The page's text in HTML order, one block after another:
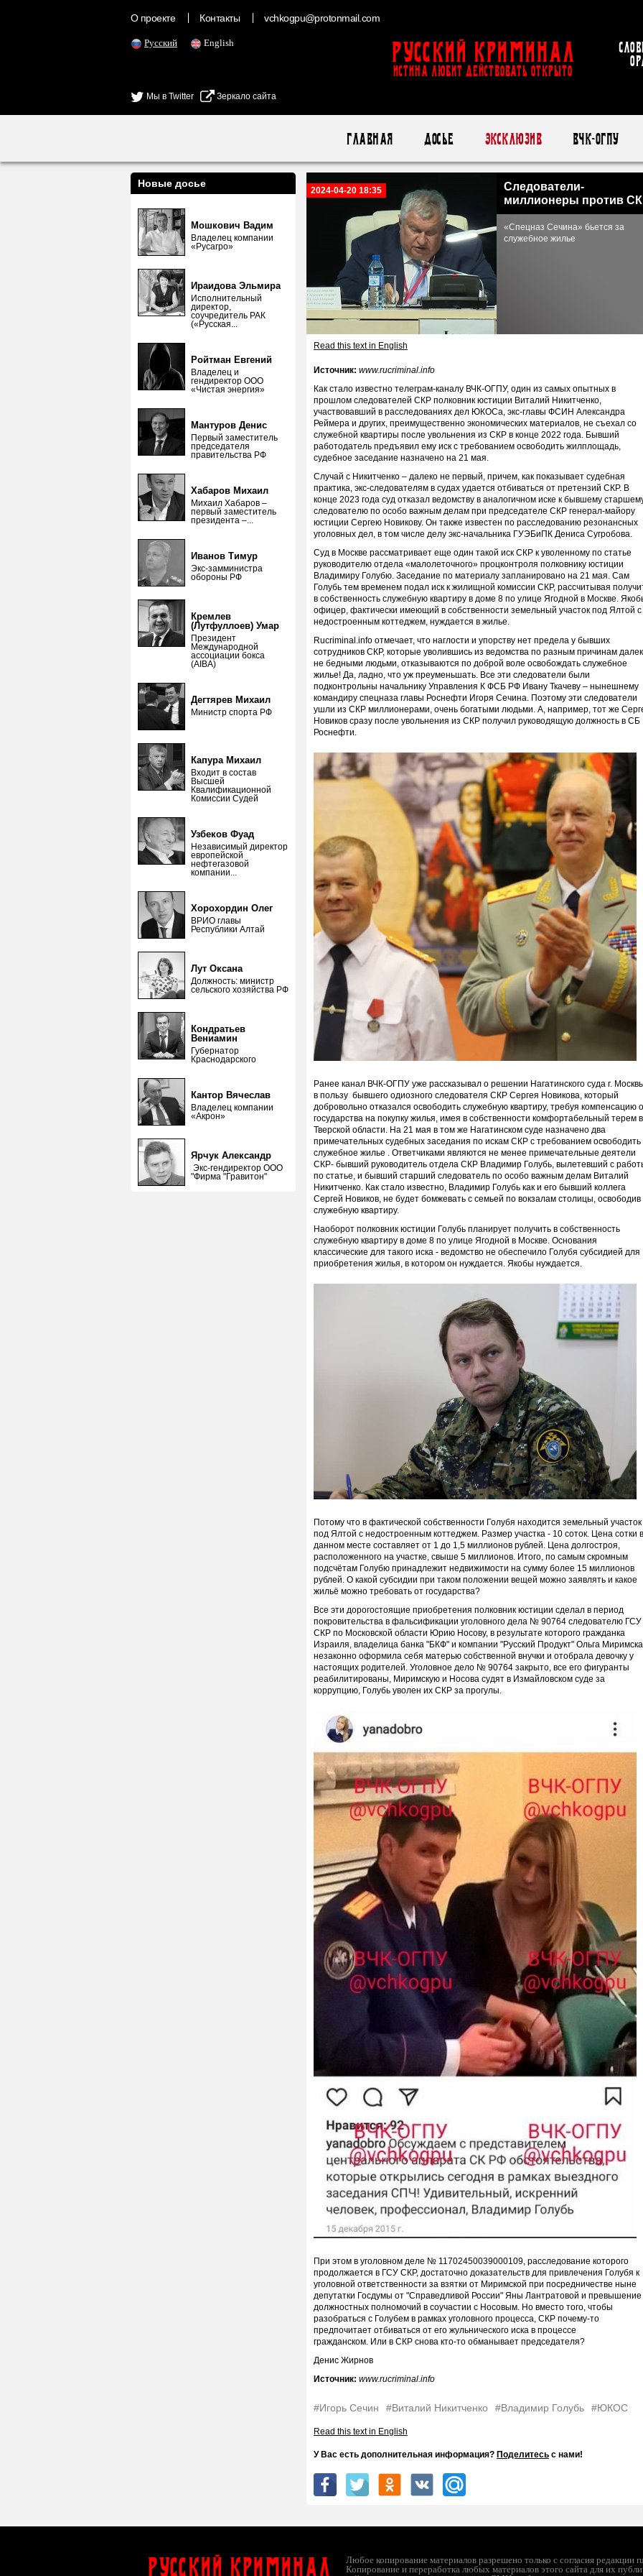
О проекте Контакты vchkogpu@protonmail.com
Русский English
Мы в Twitter Зеркало сайта
Русский Криминал
ИСТИНА ЛЮБИТ ДЕЙСТВОВАТЬ ОТКРЫТО
Главная Досье Эксклюзив ВЧК-ОГПУ
Новые досье
Мошкович Вадим
Владелец компании
«Русагро»
Ираидова Эльмира
Исполнительный
директор,
соучредитель РАК
(«Русская...
Ройтман Евгений
Владелец и
гендиректор ООО
«Чистая энергия»
Мантуров Денис
Первый заместитель
председателя
правительства РФ
Хабаров Михаил
Михаил Хабаров –
первый заместитель
президента –...
Иванов Тимур
Экс-замминистра
обороны РФ
Кремлев
(Лутфуллоев) Умар
Президент
Международной
ассоциации бокса
(AIBA)
Дегтярев Михаил
Министр спорта РФ
Капура Михаил
Входит в состав
Высшей
Квалификационной
Комиссии Судей
Узбеков Фуад
Независимый директор
европейской
нефтегазовой
компании...
Хорохордин Олег
ВРИО главы
Республики Алтай
Лут Оксана
Должность: министр
сельского хозяйства РФ
Кондратьев
Вениамин
Губернатор
Краснодарского
Кантор Вячеслав
Владелец компании
«Акрон»
Ярчук Александр
Экс-гендиректор ООО
"Фирма "Гравитон"
2024-04-20 18:35
Следователи-
миллионеры против
«Спецназ Сечина» бьется за
служебное жилье
Read this text in English
Источник: www.rucriminal.info
Как стало известно телеграм-каналу ВЧК-ОГПУ, один из самых опытных в
прошлом следователей СКР полковник юстиции Виталий Никитченко,
участвовавший в расследованиях дел ЮКОСа, экс-главы ФСИН Александра
Реймера и других, преимущественно экономических материалов, не съехал со
служебной квартиры после увольнения из СКР в конце 2022 года. Бывший
работодатель предъявил ему иск с требованием освободить жилплощадь,
судебное заседание назначено на 21 мая.
Случай с Никитченко – далеко не первый, причем, как показывает судебная
практика, экс-следователям в судах удается отбиваться от претензий СКР. В
конце 2023 года суд отказал ведомству в аналогичном иске к бывшему
следователю по особо важным делам при председателе СКР генерал-майору
юстиции Сергею Новикову. Он также известен по расследованию резонансных
уголовных дел, в том числе делу экс-начальника ГУЭБиПК Дениса Сугробова.
Суд в Москве рассматривает еще один такой иск СКР к уволенному по статье
руководителю отдела «малолеточного» процконтроля полковнику юстиции
Владимиру Голубю. Заседание по материалу запланировано на 21 мая. Сам
Голубь тем временем подал иск к жилищной комиссии СКР, рассчитывая
в собственность служебную квартиру в доме 8 по улице Ягодной в Москве.
офицер, фактически имеющий в собственности земельный участок под Ялтой с
недостроенным коттеджем, нуждается в жилье.
Rucriminal.info отмечает, что наглости и упорству нет предела у бывших
сотрудников СКР, которые уволившись из ведомства по разным причинам
не бедными людьми, отказываются по доброй воле освобождать служебное
жилье! Да, ладно, что уж преуменьшать. Все эти следователи были
подконтрольны начальнику Управления К ФСБ РФ Ивану Ткачеву – нынешнему
командиру спецназа главы Роснефти Игоря Сечина. Поэтому эти следователи
ушли из СКР миллионерами, очень богатыми людьми. А, например, тот же
Новиков сразу после увольнения из СКР получил руководящую должность в СБ
Роснефти.
Ранее канал ВЧК-ОГПУ уже рассказывал о решении Нагатинского суда г.
в пользу бывшего одиозного следователя СКР Сергея Новикова, который
добровольно отказался освободить служебную квартиру, требуя компенсацию
государства на покупку жилья, имея в собственности комфортабельный терем в
Тверской области. На 21 мая в том же Нагатинском суде назначено два
примечательных судебных заседания по искам СКР с требованием освободить
служебное жилье . Ответчиками являются не менее примечательные деятели
СКР- бывший руководитель отдела СКР Владимир Голубь, вылетевший с
по статье, и бывший старший следователь по особо важным делам Виталий
Никитченко. Как стало известно, Владимир Голубь как и его бывший коллега
Сергей Новиков, не будет бомжевать с семьей по вокзалам столицы, освободив
служебную квартиру.
Наоборот полковник юстиции Голубь планирует получить в собственность
служебную квартиру в доме 8 по улице Ягодной в Москве. Основания
классические для такого иска - ведомство не обеспечило Голубя субсидией для
приобретения жилья, в котором он нуждается. Якобы нуждается.
Потому что в фактической собственности Голубя находится земельный участок
под Ялтой с недостроенным коттеджем. Размер участка - 10 соток. Цена сотки в
данном месте составляет от 1 до 1,5 миллионов рублей. Цена долгостроя,
расположенного на участке, свыше 5 миллионов. Итого, по самым скромным
подсчётам Голубю принадлежит недвижимости на сумму более 15 миллионов
рублей. О какой субсидии при таком положении вещей можно заявлять и какое
жильё можно требовать от государства?
Все эти дорогостоящие приобретения полковник юстиции сделал в период
покровительства в фальсификации уголовного дела № 90764 следователю ГСУ
СКР по Московской области Юрию Носову, в результате которого гражданка
Израиля, владелица банка "БКФ" и компании "Русский Продукт" Ольга
незаконно оформила себя матерью собственной внучки и отобрала девочку у
настоящих родителей. Уголовное дело № 90764 закрыто, все его фигуранты
реабилитированы, Миримскую и Носова судят в Измайловском суде за
коррупцию, Голубь уволен их СКР за прогулы.
При этом в уголовном деле № 11702450039000109, расследование которого
продолжается в ГСУ СКР, достаточно доказательств для привлечения Голубя к
уголовной ответственности за взятки от Миримской при посредничестве ныне
депутатки Госдумы от "Справедливой России" Яны Лантратовой и превышение
должностных полномочий в соучастии с Носовым. Но вместо того, чтобы
разобраться с Голубем в рамках уголовного процесса, СКР почему-то
предпочитает отбиваться от его жульнического иска в процессе
гражданском. Или в СКР снова кто-то обманывает председателя?
Денис Жирнов
Источник: www.rucriminal.info
#Игорь Сечин #Виталий Никитченко #Владимир Голубь #ЮКОС
Read this text in English
У Вас есть дополнительная информация? Поделитесь с нами!
Русский Криминал
Любое копирование материалов разрешено только с согласия редакции
Копирование и переработка любых материалов этого сайта для их